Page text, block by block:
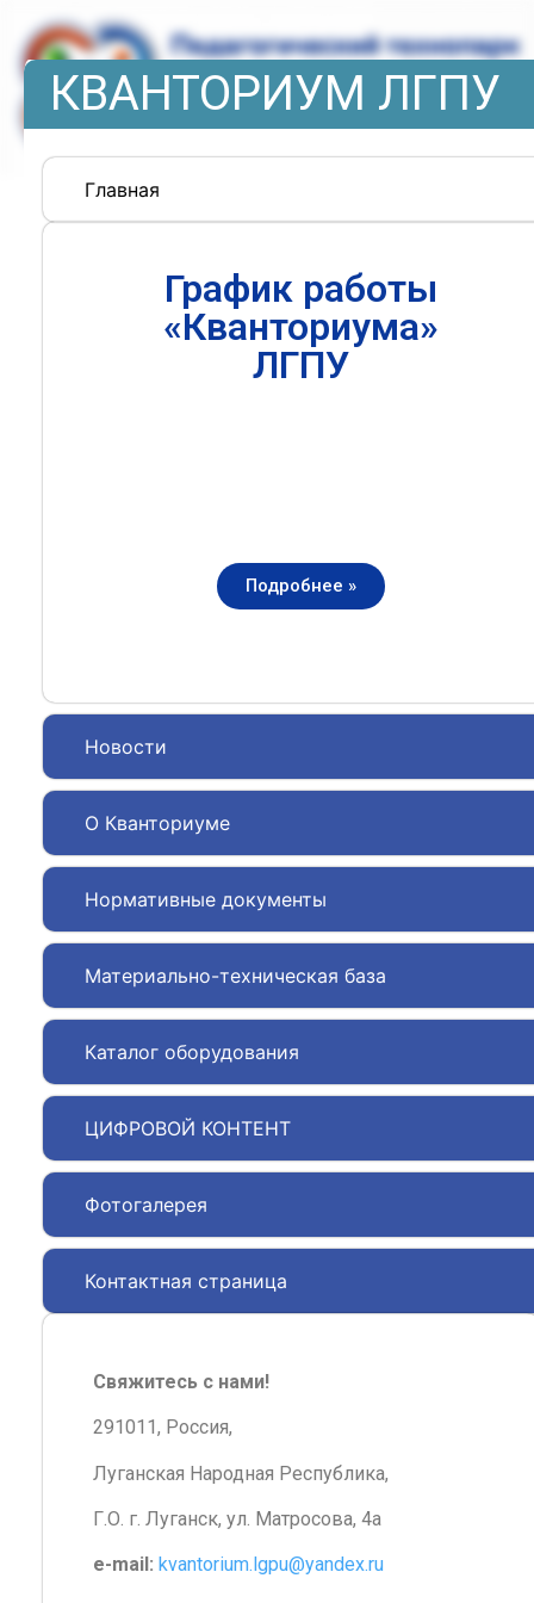
КВАНТОРИУМ ЛГПУ
Главная
Новости
О Кванториуме
Нормативные документы
Материально-техническая база
Каталог оборудования
ЦИФРОВОЙ КОНТЕНТ
Фотогалерея
Контактная страница
График работы
«Кванториума»
ЛГПУ
Подробнее »
Свяжитесь с нами!
291011, Россия,
Луганская Народная Республика,
Г.О. г. Луганск, ул. Матросова, 4а
e-mail: kvantorium.lgpu@yandex.ru